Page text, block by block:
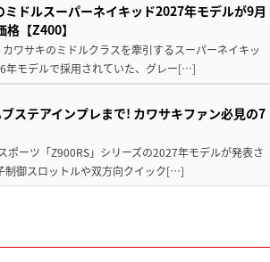
ドルスーパーネイキッド2027年モデルが9月
【Z400】
ワサキのミドルクラスを牽引するスーパーネイキッ
年モデルで採用されていた、グレー[…]
ステアインプレまで! カワサキファン必見の7
ーツ「Z900RS」シリーズの2027年モデルが発表さ
制御スロットルや双方向クイック[…]